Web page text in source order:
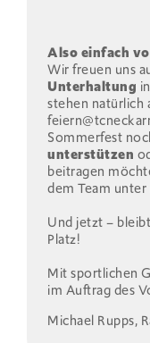
Also einfach
Wir freuen uns
Unterhaltung
stehen natürlich
Sommerfest
unterstützen
beitragen
dem Team
Und jetzt –
Platz!
Mit sportlichen
im Auftrag des
Michael Rupps,